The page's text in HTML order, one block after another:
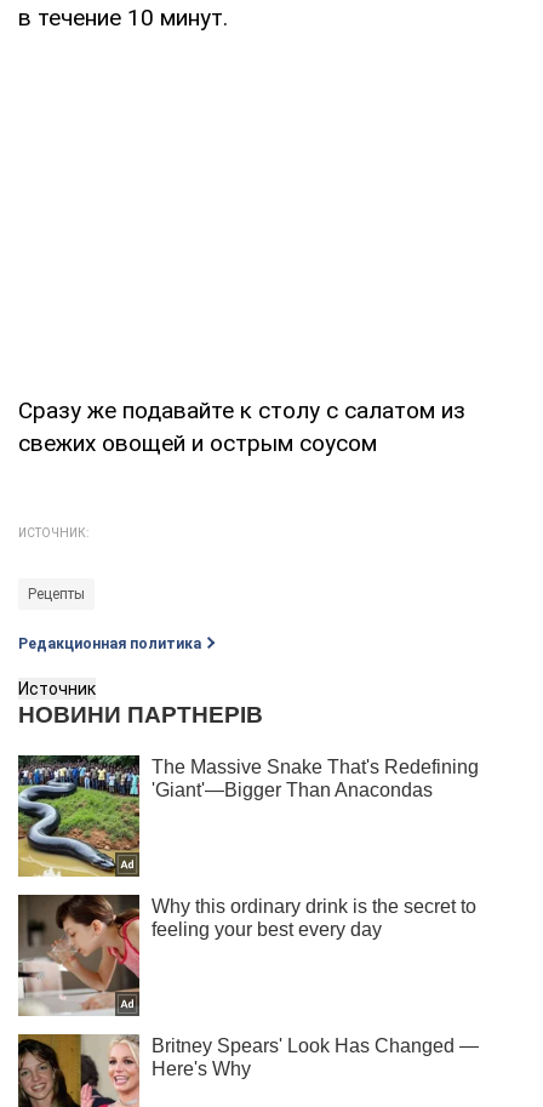
в течение 10 минут.
Сразу же подавайте к столу с салатом из
свежих овощей и острым соусом
ИСТОЧНИК:
Рецепты
Редакционная политика
Источник